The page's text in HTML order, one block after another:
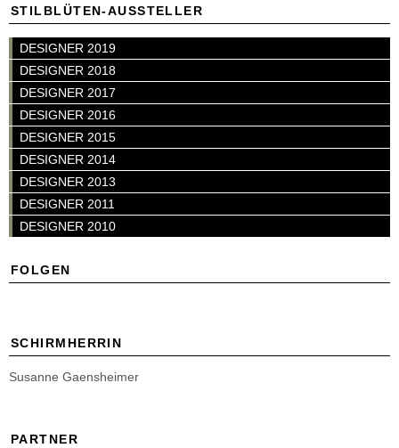
STILBLÜTEN-AUSSTELLER
DESIGNER 2019
DESIGNER 2018
DESIGNER 2017
DESIGNER 2016
DESIGNER 2015
DESIGNER 2014
DESIGNER 2013
DESIGNER 2011
DESIGNER 2010
FOLGEN
SCHIRMHERRIN
Susanne Gaensheimer
PARTNER